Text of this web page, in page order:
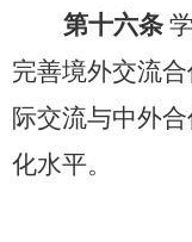
第十六条
完善境外交流
际交流与中外
化水平。